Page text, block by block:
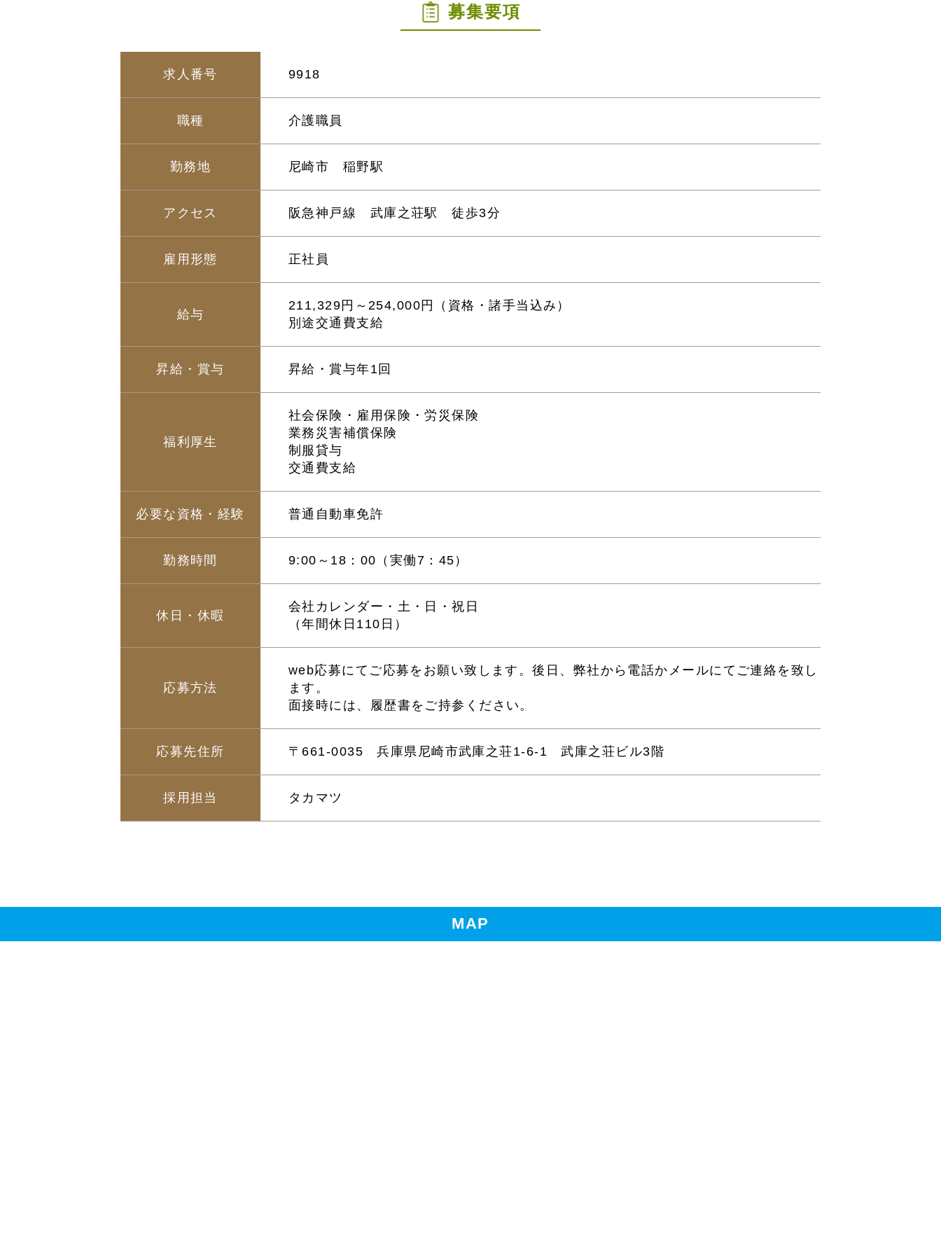
募集要項
求人番号 9918
職種 介護職員
勤務地 尼崎市 稲野駅
アクセス 阪急神戸線 武庫之荘駅 徒歩3分
雇用形態 正社員
給与
211,329円～254,000円（資格・諸手当込み）
別途交通費支給
昇給・賞与 昇給・賞与年1回
福利厚生
社会保険・雇用保険・労災保険
業務災害補償保険
制服貸与
交通費支給
必要な資格・経験 普通自動車免許
勤務時間 9:00～18：00（実働7：45）
休日・休暇
会社カレンダー・土・日・祝日
（年間休日110日）
応募方法
web応募にてご応募をお願い致します。後日、弊社から電話かメールにてご連絡を致し
ます。
面接時には、履歴書をご持参ください。
応募先住所 〒661-0035 兵庫県尼崎市武庫之荘1-6-1 武庫之荘ビル3階
採用担当 タカマツ
MAP